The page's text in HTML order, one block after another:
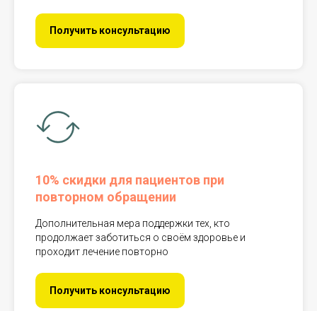
Получить консультацию
10% скидки для пациентов при
повторном обращении
Дополнительная мера поддержки тех, кто
продолжает заботиться о своём здоровье и
проходит лечение повторно
Получить консультацию